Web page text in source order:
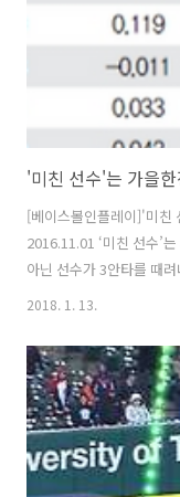
'미친 선수'는 가을
[베이스볼인플레이]'미친
2016.11.01 ‘미친 선수’
아닌 선수가 3안타를 때
"역시 포스트시즌엔 '미친
다른 무엇일까. 2015년
다. 두산 정수빈은 KS 5
OPS(출루율+장타율)
즈 MVP도 그의 차지였다
오프(PO)는 약간 달랐다.
2018. 1. 13.